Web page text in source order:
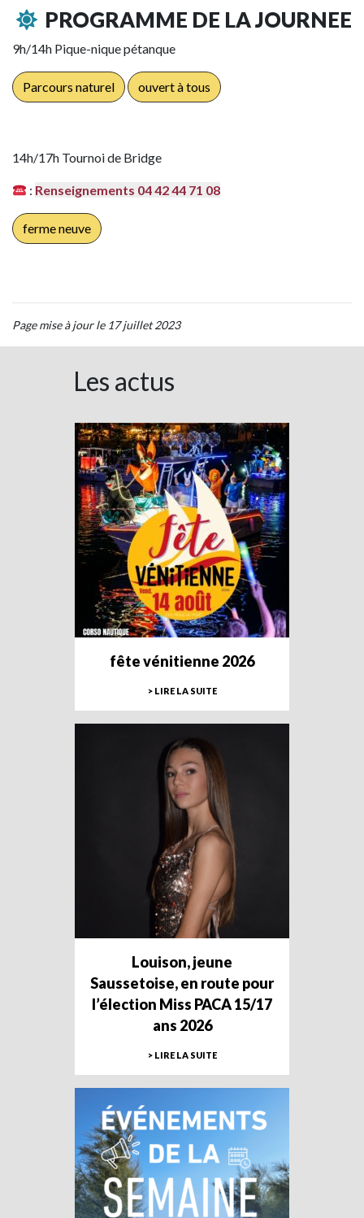
PROGRAMME DE LA JOURNEE
9h/14h Pique-nique pétanque
Parcours naturel ouvert à tous
14h/17h Tournoi de Bridge
: Renseignements 04 42 44 71 08
ferme neuve
Page mise à jour le 17 juillet 2023
Les actus
fête vénitienne 2026
> LIRE LA SUITE
Louison, jeune
Saussetoise, en route pour
l’élection Miss PACA 15/17
ans 2026
> LIRE LA SUITE